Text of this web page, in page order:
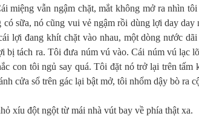
miệng vẫn ngậm chặt, mắt không mở ra nhìn
có sữa, nó cũng vui vẻ ngậm rồi dùng lợi day
lợi đang khít chặt vào nhau, một dòng nước
bị tách ra. Tôi đưa núm vú vào. Cái núm vú lạc
con tôi ngủ say quá. Tôi đặt nó trở lại trên tấm
cửa sổ trên gác lại bật mở, tôi nhổm dậy bò ra
xíu đột ngột từ mái nhà vút bay về phía thật xa.